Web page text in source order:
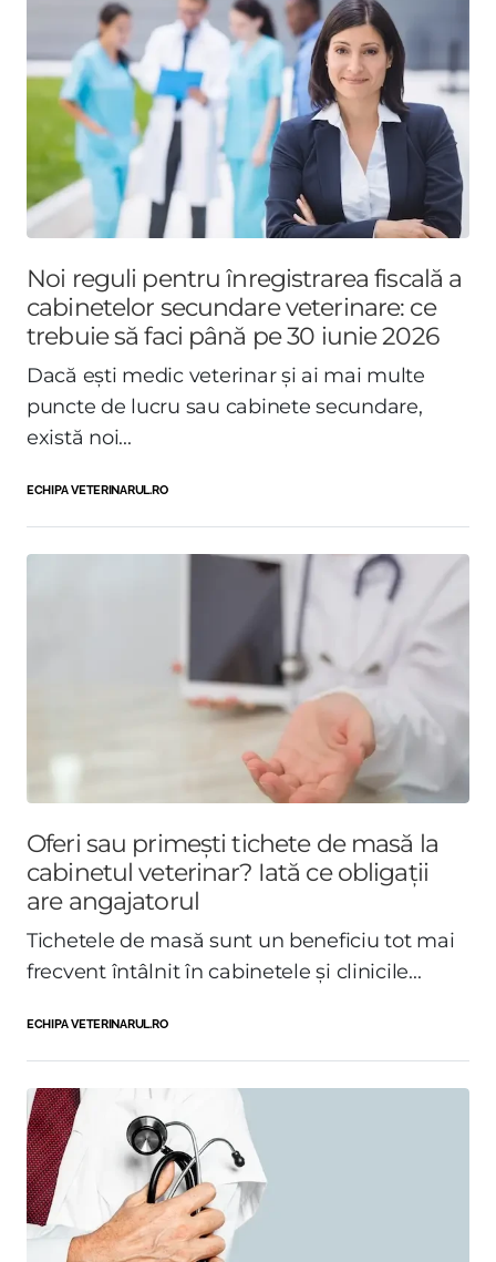
Noi reguli pentru înregistrarea fiscală a
cabinetelor secundare veterinare: ce
trebuie să faci până pe 30 iunie 2026
Dacă ești medic veterinar și ai mai multe
puncte de lucru sau cabinete secundare,
există noi...
ECHIPA VETERINARUL.RO
Oferi sau primești tichete de masă la
cabinetul veterinar? Iată ce obligații
are angajatorul
Tichetele de masă sunt un beneficiu tot mai
frecvent întâlnit în cabinetele și clinicile...
ECHIPA VETERINARUL.RO